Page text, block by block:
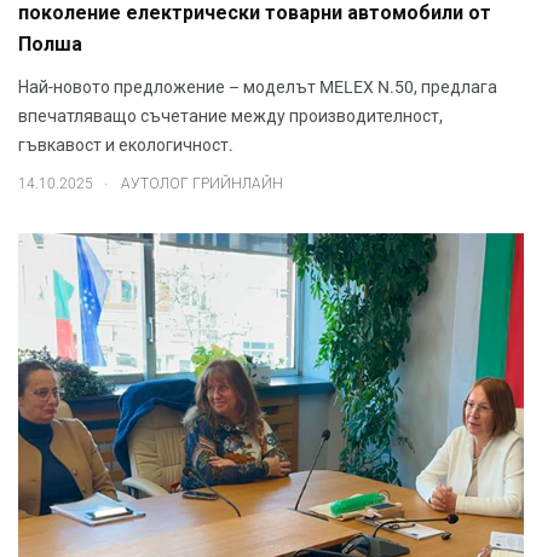
поколение електрически товарни автомобили от
Полша
Най-новото предложение – моделът MELEX N.50, предлага
впечатляващо съчетание между производителност,
гъвкавост и екологичност.
14.10.2025 . АУТОЛОГ ГРИЙНЛАЙН